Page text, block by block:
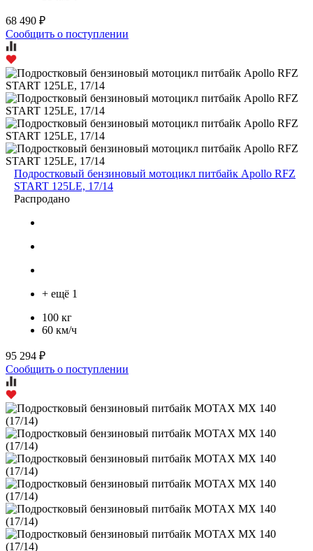
68 490 ₽
Сообщить о поступлении
Подростковый бензиновый мотоцикл питбайк Apollo RFZ
START 125LE, 17/14
Распродано
+ ещё 1
100 кг
60 км/ч
95 294 ₽
Сообщить о поступлении